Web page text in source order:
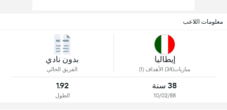
معلومات اللاعب
إيطاليا
مباريات(34) الأهداف (1)
بدون نادي
الفريق الحالي
38 سنة
10/02/88
1.92
الطول